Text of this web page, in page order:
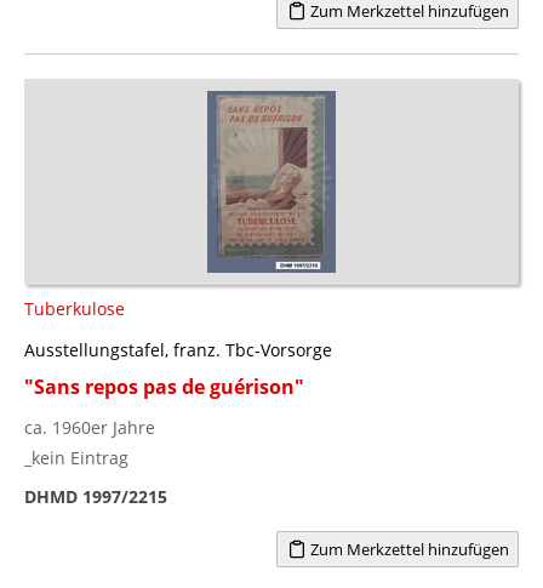
Zum Merkzettel hinzufügen
Tuberkulose
Ausstellungstafel, franz. Tbc-Vorsorge
"Sans repos pas de guérison"
ca. 1960er Jahre
_kein Eintrag
DHMD 1997/2215
Zum Merkzettel hinzufügen